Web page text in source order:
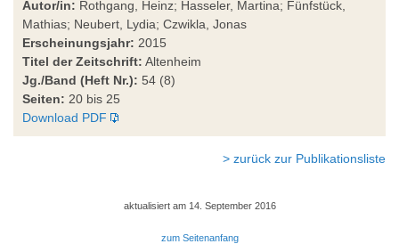
Autor/in: Rothgang, Heinz; Hasseler, Martina; Fünfstück,
Mathias; Neubert, Lydia; Czwikla, Jonas
Erscheinungsjahr: 2015
Titel der Zeitschrift: Altenheim
Jg./Band (Heft Nr.): 54 (8)
Seiten: 20 bis 25
Download PDF
> zurück zur Publikationsliste
aktualisiert am 14. September 2016
zum Seitenanfang